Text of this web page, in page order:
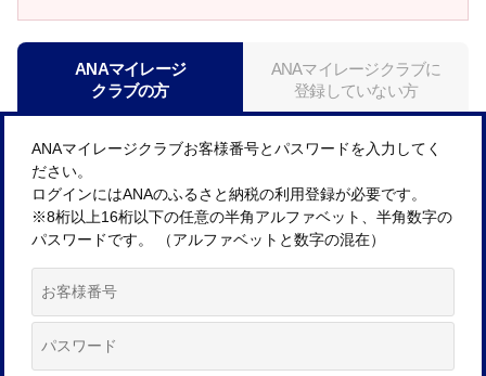
ANAマイレージ
クラブの方
ANAマイレージクラブに
登録していない方
ANAマイレージクラブお客様番号とパスワードを入力してく
ださい。
ログインにはANAのふるさと納税の利用登録が必要です。
※8桁以上16桁以下の任意の半角アルファベット、半角数字の
パスワードです。 （アルファベットと数字の混在）